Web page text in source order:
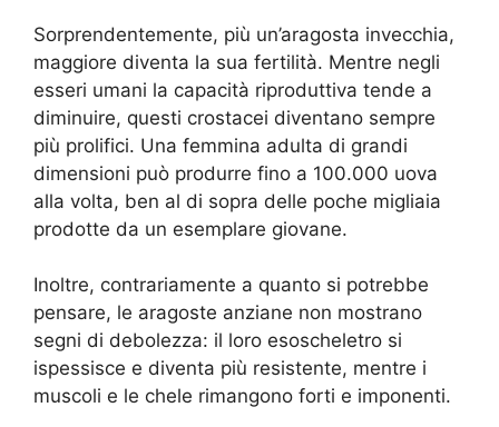
Sorprendentemente, più un’aragosta invecchia,
maggiore diventa la sua fertilità. Mentre negli
esseri umani la capacità riproduttiva tende a
diminuire, questi crostacei diventano sempre
più prolifici. Una femmina adulta di grandi
dimensioni può produrre fino a 100.000 uova
alla volta, ben al di sopra delle poche migliaia
prodotte da un esemplare giovane.
Inoltre, contrariamente a quanto si potrebbe
pensare, le aragoste anziane non mostrano
segni di debolezza: il loro esoscheletro si
ispessisce e diventa più resistente, mentre i
muscoli e le chele rimangono forti e imponenti.